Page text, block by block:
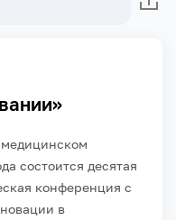
состоится десятая
конференция с
в